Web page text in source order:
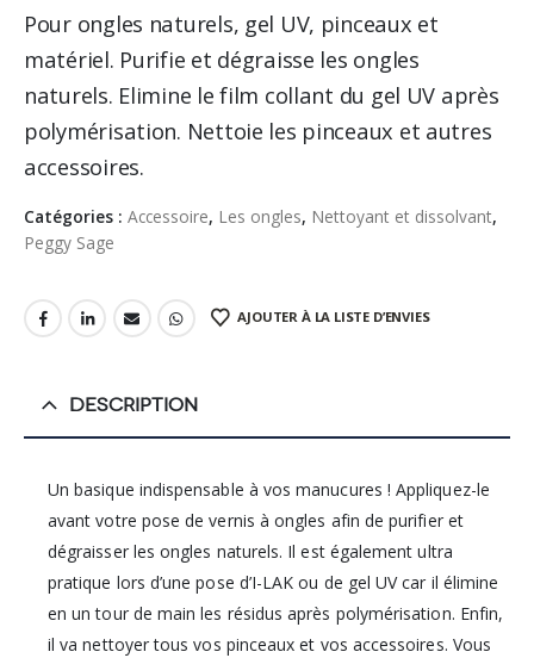
Pour ongles naturels, gel UV, pinceaux et
matériel. Purifie et dégraisse les ongles
naturels. Elimine le film collant du gel UV après
polymérisation. Nettoie les pinceaux et autres
accessoires.
Catégories : Accessoire, Les ongles, Nettoyant et dissolvant,
Peggy Sage
AJOUTER À LA LISTE D’ENVIES
DESCRIPTION
Un basique indispensable à vos manucures ! Appliquez-le
avant votre pose de vernis à ongles afin de purifier et
dégraisser les ongles naturels. Il est également ultra
pratique lors d’une pose d’I-LAK ou de gel UV car il élimine
en un tour de main les résidus après polymérisation. Enfin,
il va nettoyer tous vos pinceaux et vos accessoires. Vous